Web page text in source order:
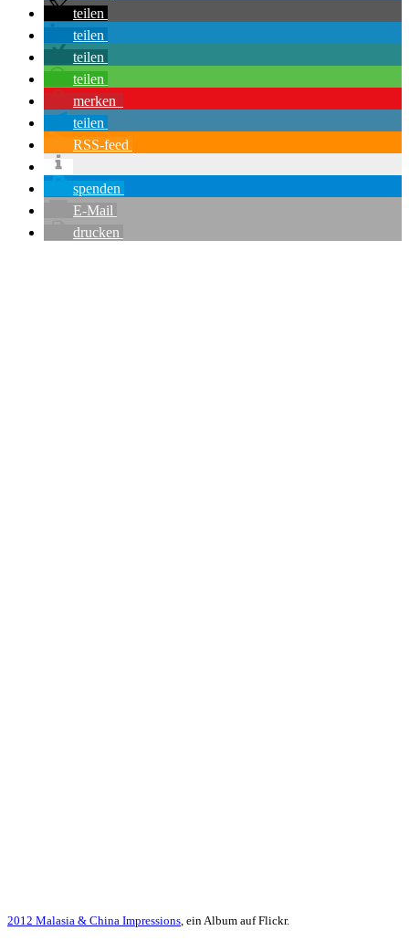
teilen
teilen
teilen
teilen
merken
teilen
RSS-feed
spenden
E-Mail
drucken
2012 Malasia & China Impressions , ein Album auf Flickr.